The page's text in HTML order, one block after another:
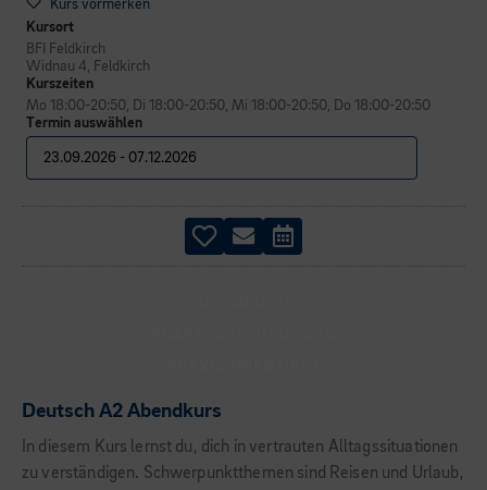
Kurs vormerken
Kursort
BFI Feldkirch
Widnau 4, Feldkirch
Termin auswählen
Kurszeiten
Mo 18:00-20:50, Di 18:00-20:50, Mi 18:00-20:50, Do 18:00-20:50
Deutsch A2 Abendkurs
In diesem Kurs lernst du, dich in vertrauten Alltagssituationen
zu verständigen. Schwerpunktthemen sind Reisen und Urlaub,